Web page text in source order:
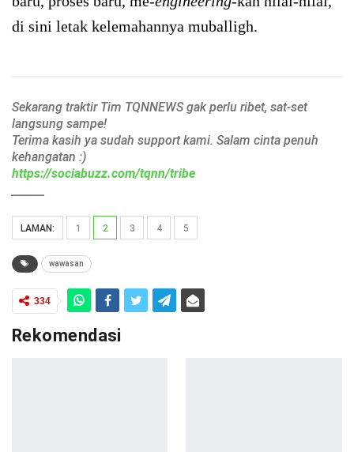
di sini letak kelemahannya muballigh.
Sekarang traktir Tim TQNNEWS gak perlu ribet, sat-set
langsung sampe!
Terima kasih ya sudah support kami. Salam cinta penuh
kehangatan :)
https://sociabuzz.com/tqnn/tribe
LAMAN: 1 2 3 4 5
wawasan
334
Rekomendasi